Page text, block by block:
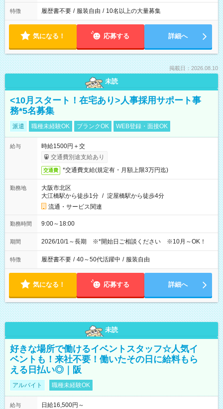
特徴 履歴書不要 / 服装自由 / 10名以上の大量募集
気になる！ 応募する 詳細へ
掲載日：2026.08.10
未読
<10月スタート！在宅あり>人事採用サポート事
務*5名募集
派遣 職種未経験OK ブランクOK WEB登録・面接OK
給与
時給1500円＋交
交通費別途支給あり
交通費 *交通費支給(規定有・月額上限3万円迄)
勤務地
大阪市北区
大江橋駅から徒歩1分 / 淀屋橋駅から徒歩4分
流通・サービス関連
勤務時間 9:00～18:00
期間 2026/10/1～長期 ※*開始日ご相談ください ※10月～OK！
特徴 履歴書不要 / 40～50代活躍中 / 服装自由
気になる！ 応募する 詳細へ
未読
好きな場所で働けるイベントスタッフ☆人気イ
ベントも！来社不要！働いたその日に給料もら
える日払い◎｜阪
アルバイト 職種未経験OK
給与
日給16,500円～